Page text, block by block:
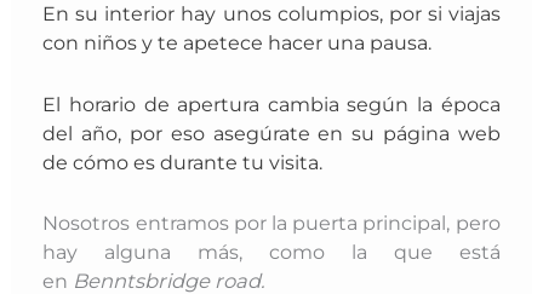
En su interior hay unos columpios, por si viajas
con niños y te apetece hacer una pausa.
El horario de apertura cambia según la época
del año, por eso asegúrate en su página web
de cómo es durante tu visita.
Nosotros entramos por la puerta principal, pero
hay alguna más, como la que está
en Benntsbridge road.